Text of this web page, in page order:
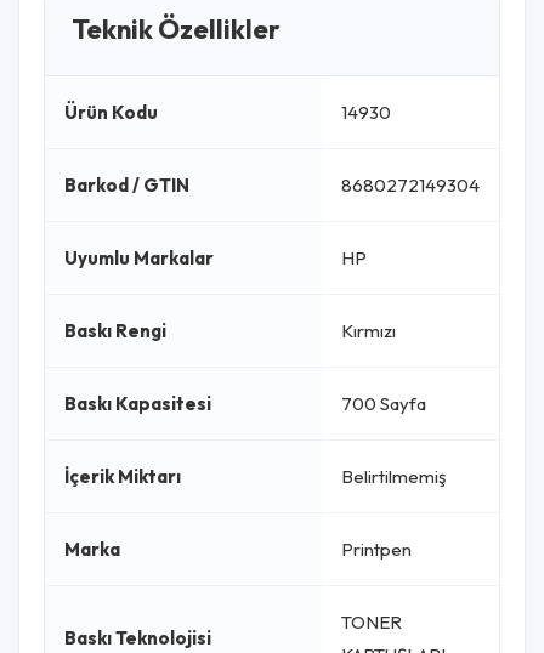
Teknik Özellikler
Ürün Kodu 14930
Barkod / GTIN 8680272149304
Uyumlu Markalar HP
Baskı Rengi Kırmızı
Baskı Kapasitesi 700 Sayfa
İçerik Miktarı Belirtilmemiş
Marka Printpen
Baskı Teknolojisi
TONER